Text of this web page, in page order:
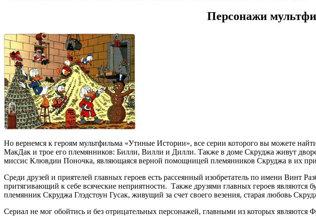
Персонажи
Но вернемся к героям мультфильма «Утиные Истории», все серии которого вы можете
МакДак и трое его племянников: Билли, Вилли и Дилли. Также в доме Скруджа живут
миссис Клювдии Поночка, являющаяся верной помощницей племянников Скруджа в их
Среди друзей и приятелей главных героев есть рассеянный изобретатель по имени Винт
притягивающий к себе всяческие неприятности. Также друзями главных героев
племянник Скруджа Глэдстоун Гусак, живущий за счет своего везения, старая любовь
Сериал не мог обойтись и без отрицательных персонажей, главными из которых